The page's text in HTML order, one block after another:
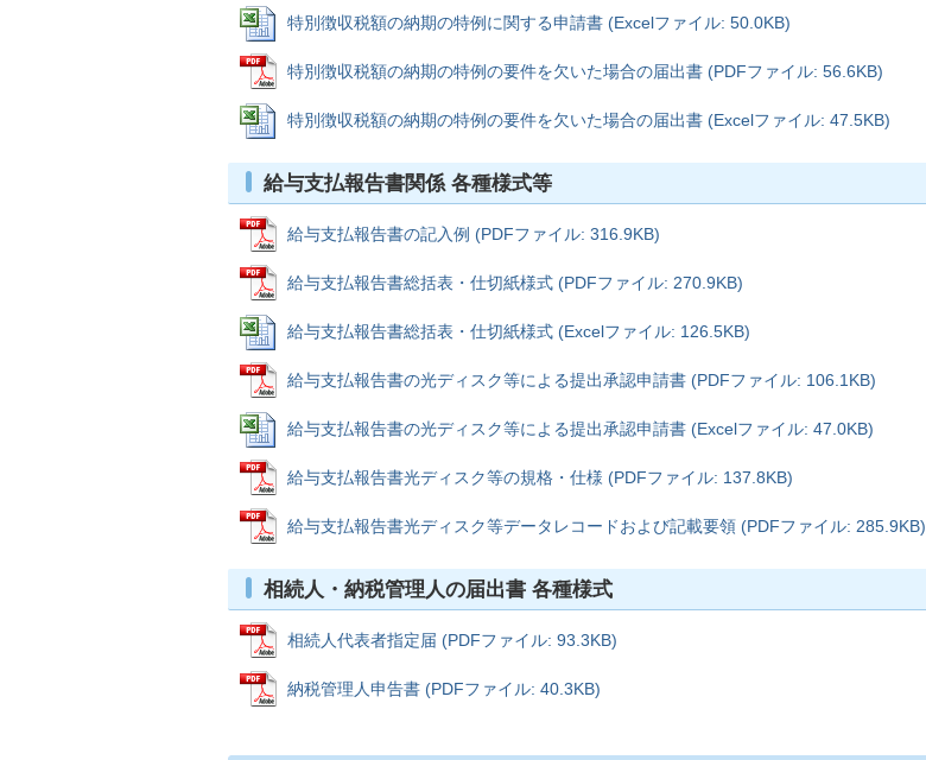
特別徴収税額の納期の特例に関する申請書 (Excelファイル: 50.0KB)
特別徴収税額の納期の特例の要件を欠いた場合の届出書 (PDFファイル: 56.6KB)
特別徴収税額の納期の特例の要件を欠いた場合の届出書 (Excelファイル: 47.5KB)
給与支払報告書関係 各種様式等
給与支払報告書の記入例 (PDFファイル: 316.9KB)
給与支払報告書総括表・仕切紙様式 (PDFファイル: 270.9KB)
給与支払報告書総括表・仕切紙様式 (Excelファイル: 126.5KB)
給与支払報告書の光ディスク等による提出承認申請書 (PDFファイル: 106.1KB)
給与支払報告書の光ディスク等による提出承認申請書 (Excelファイル: 47.0KB)
給与支払報告書光ディスク等の規格・仕様 (PDFファイル: 137.8KB)
給与支払報告書光ディスク等データレコードおよび記載要領 (PDFファイル: 285.9KB)
相続人・納税管理人の届出書 各種様式
相続人代表者指定届 (PDFファイル: 93.3KB)
納税管理人申告書 (PDFファイル: 40.3KB)